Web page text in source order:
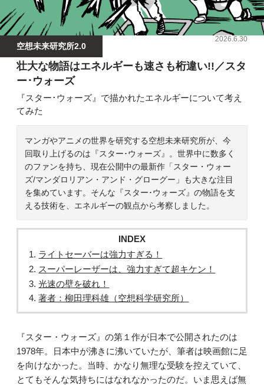
空想未来研究所2.0
2026.6.30
壮大な物語はエネルギーも速さも桁違い!!／スタ
ー･ウォーズ
『スター･ウォーズ』で描かれたエネルギーについて考え
てみた
マンガやアニメの世界を研究する空想未来研究所が、今
回取り上げるのは『スター･ウォーズ』。世界中に数多く
のファンを持ち、現在公開中の最新作「スター・ウォー
ズ/マンダロリアン・アンド・グローグー」も大きな注目
を集めています。そんな『スター･ウォーズ』の物語を支
える技術を、エネルギーの観点から考察しました。
INDEX
ライトセーバーは強力すぎる！
スーパーレーザーは、強力すぎて超キケン！
光速の壁を破れ！
著者：柳田理科雄（空想科学研究所）
『スター・ウォーズ』の第１作が日本で公開されたのは
1978年。日本中が沸きに沸いていたが、筆者は映画館に足
を向けなかった。当時、かなり無理な受験を控えていて、
とてもそんな気持ちにはなれなかったのだ。いま思えば無